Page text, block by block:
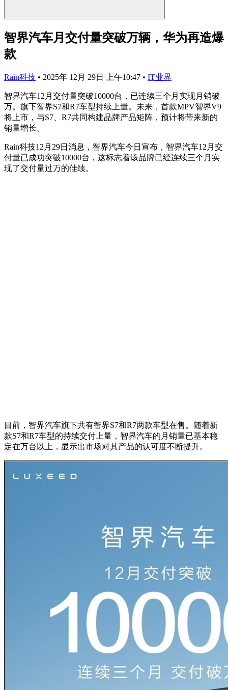
智界汽车月交付量突破万辆，华为再造爆
款
Rain科技 • 2025年 12月 29日 上午10:47 • IT业界
智界汽车12月交付量突破10000台，已连续三个月实现月销破
万。旗下智界S7和R7车型持续上量。未来，首款MPV智界V9
将上市，与S7、R7共同构建品牌产品矩阵，预计将带来新的
销量增长。
Rain科技12月29日消息，智界汽车今日宣布，智界汽车12月交
付量已成功突破10000台，这标志着该品牌已经连续三个月实
现了交付量过万的佳绩。
目前，智界汽车旗下共有智界S7和R7两款车型在售。随着新
款S7和R7车型的持续交付上量，智界汽车的月销量已基本稳
定在万台以上，显示出市场对其产品的认可度不断提升。